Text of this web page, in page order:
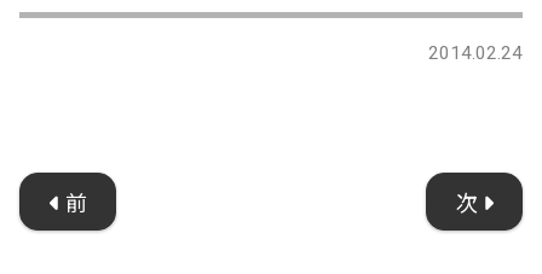
2014.02.24
前 次